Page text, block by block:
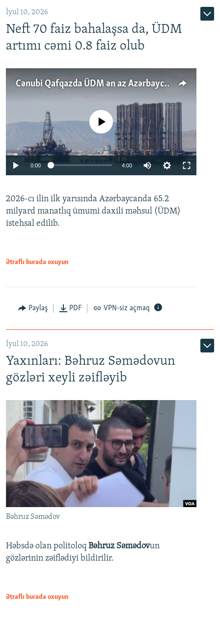
İyul 10, 2026
Neft 70 faiz bahalaşsa da, ÜDM
artımı cəmi 0.8 faiz olub
Cənubi Qafqazda ÜDM ən az Azərbaycanda artır: Qonşuları niyə Bakını qabaqlaya bilir?
Auto 240p 360p 480p
No media source currently available
0:00 4:00
360p
480p
2026-cı ilin ilk yarısında Azərbaycanda 65.2
milyard manatlıq ümumi daxili məhsul (ÜDM)
istehsal edilib.
Ətraflı burada oxuyun
Paylaş PDF VPN-siz açmaq
İyul 10, 2026
Yaxınları: Bəhruz Səmədovun
gözləri xeyli zəifləyib
Bəhruz Səmədov
Həbsdə olan politoloq Bəhruz Səmədovun
gözlərinin zəiflədiyi bildirilir.
Ətraflı burada oxuyun